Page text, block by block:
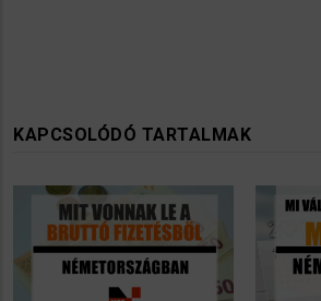
KAPCSOLÓDÓ TARTALMAK